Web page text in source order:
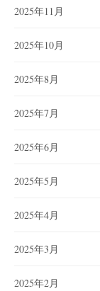
2025年11月
2025年10月
2025年8月
2025年7月
2025年6月
2025年5月
2025年4月
2025年3月
2025年2月